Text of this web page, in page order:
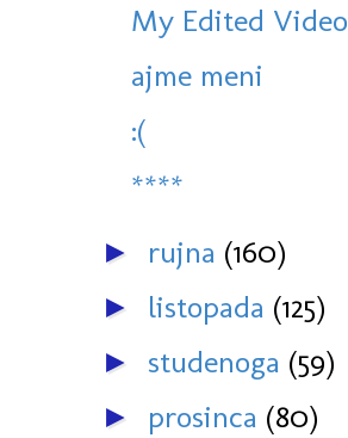
My Edited Video
ajme meni
:(
****
► rujna (160)
► listopada (125)
► studenoga (59)
► prosinca (80)